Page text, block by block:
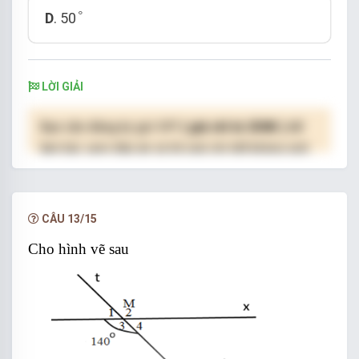
D. 50°
°
LỜI GIẢI
( giá chỉ từ 250K )
hạn.
CÂU 13/15
Cho hình vẽ sau